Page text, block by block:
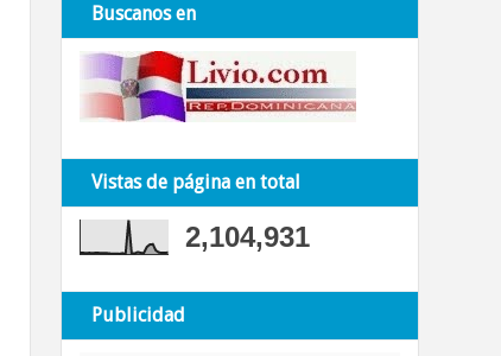
Buscanos en
Vistas de página en total
2,104,931
Publicidad